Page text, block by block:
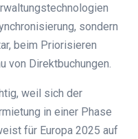
sondern
beim Priorisieren
von Direktbuchungen.
weil sich der
in einer Phase
für Europa 2025 auf